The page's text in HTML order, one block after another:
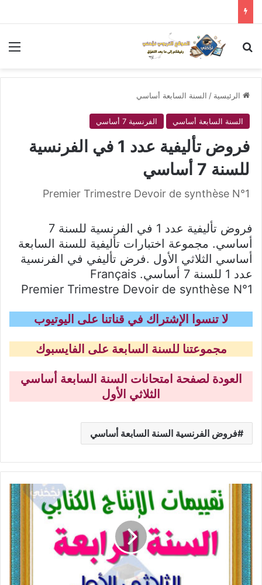
بحث عن
الرئيسية / السنة السابعة أساسي
السنة السابعة أساسي الفرنسية 7 أساسي
فروض تأليفية عدد 1 في الفرنسية
للسنة 7 أساسي
Premier Trimestre Devoir de synthèse N°1
فروض تأليفية عدد 1 في الفرنسية للسنة 7
أساسي. مجموعة اختبارات تأليفية للسنة السابعة
أساسي الثلاثي الأول .فرض تأليفي في الفرنسية
عدد 1 للسنة 7 أساسي. Français
Premier Trimestre Devoir de synthèse N°1
لا تنسوا الإشتراك في قناتنا على اليوتيوب
مجموعتنا للسنة السابعة على الفايسبوك
العودة لصفحة امتحانات السنة السابعة أساسي
الثلاثي الأول
فروض الفرنسية السنة السابعة أساسي
تقييم
السنة
الرابعة
الثلاثي
الأول
في
الإنتاج
الكتابي